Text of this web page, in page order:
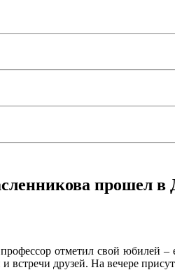
прошел в
отметил свой юбилей
друзей. На вечере